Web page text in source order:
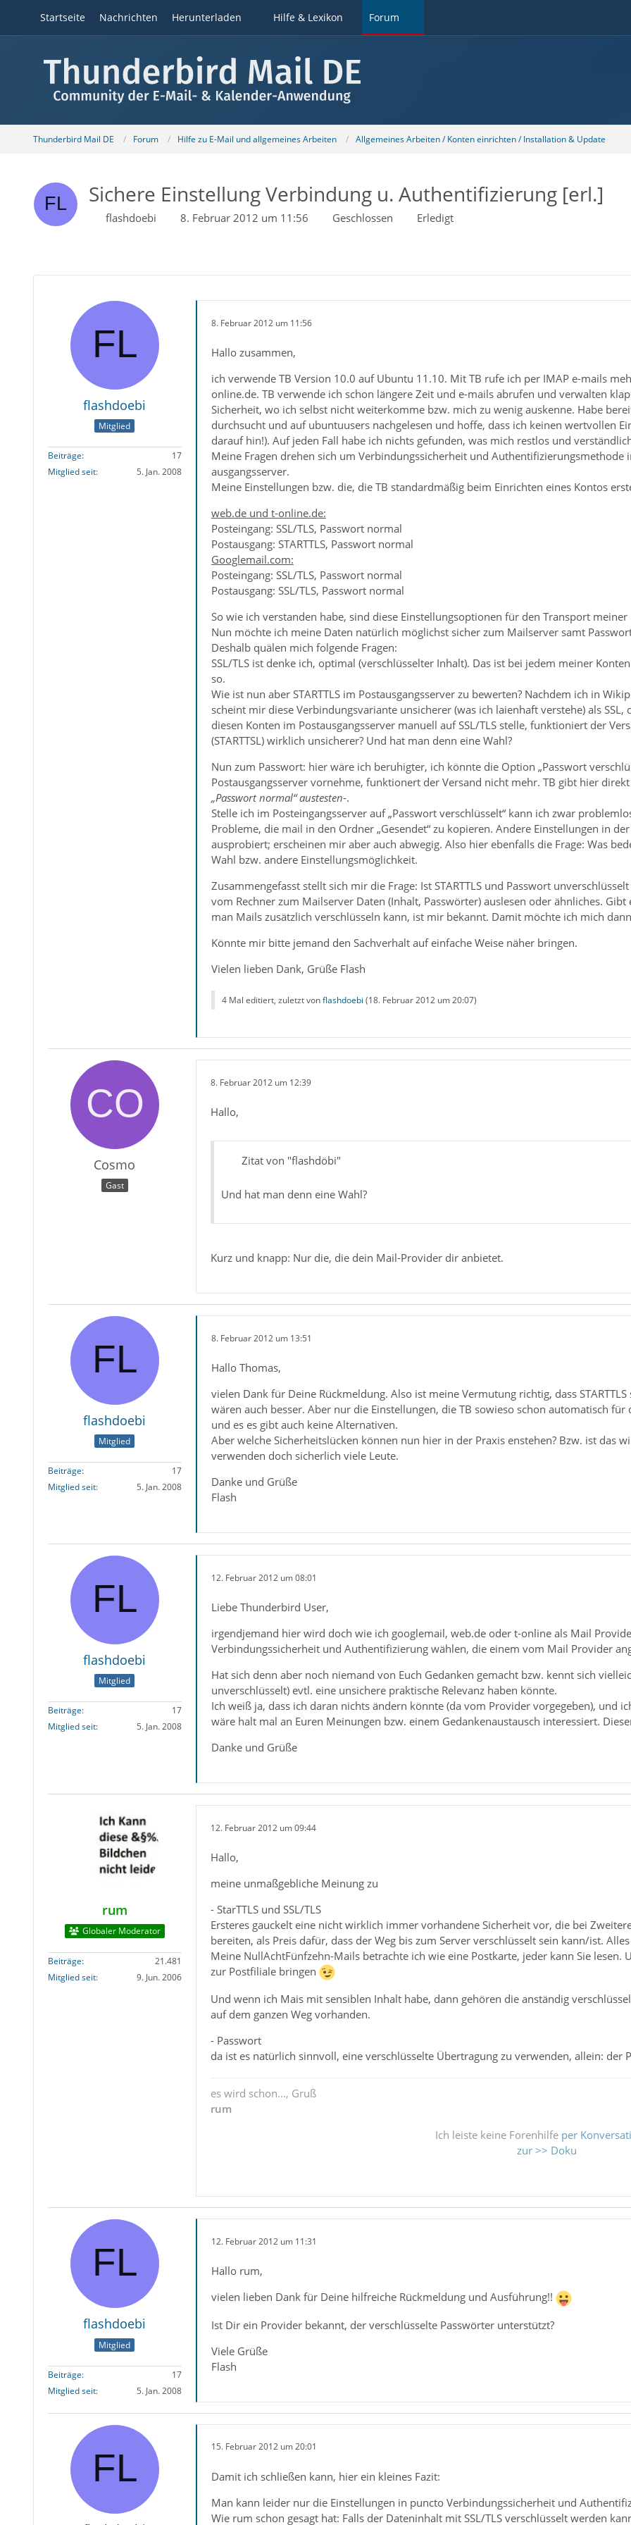
Startseite Nachrichten Herunterladen Hilfe & Lexikon Forum
Thunderbird Mail DE Forum Hilfe zu E-Mail und allgemeines Arbeiten Allgemeines Arbeiten / Konten einrichten / Installation & Update
Sichere Einstellung Verbindung u. Authentifizierung [erl.]
flashdoebi 8. Februar 2012 um 11:56 Geschlossen Erledigt
flashdoebi
Mitglied
Beiträge
17
Mitglied seit
5. Jan. 2008
8. Februar 2012 um 11:56
Hallo zusammen,
ich verwende TB Version 10.0 auf Ubuntu 11.10. Mit TB rufe ich per IMAP e-mails
online.de. TB verwende ich schon längere Zeit und e-mails abrufen und verwalten
Sicherheit, wo ich selbst nicht weiterkomme bzw. mich zu wenig auskenne. Habe
durchsucht und auf ubuntuusers nachgelesen und hoffe, dass ich keinen wertvollen
darauf hin!). Auf jeden Fall habe ich nichts gefunden, was mich restlos und
Meine Fragen drehen sich um Verbindungssicherheit und Authentifizierungsmethode
ausgangsserver.
Meine Einstellungen bzw. die, die TB standardmäßig beim Einrichten eines Kontos
web.de und t-online.de:
Posteingang: SSL/TLS, Passwort normal
Postausgang: STARTTLS, Passwort normal
Googlemail.com:
Posteingang: SSL/TLS, Passwort normal
Postausgang: SSL/TLS, Passwort normal
So wie ich verstanden habe, sind diese Einstellungsoptionen für den Transport
Nun möchte ich meine Daten natürlich möglichst sicher zum Mailserver samt
Deshalb quälen mich folgende Fragen:
SSL/TLS ist denke ich, optimal (verschlüsselter Inhalt). Das ist bei jedem meiner
so.
Wie ist nun aber STARTTLS im Postausgangsserver zu bewerten? Nachdem ich in
scheint mir diese Verbindungsvariante unsicherer (was ich laienhaft verstehe) als
diesen Konten im Postausgangsserver manuell auf SSL/TLS stelle, funktioniert der
(STARTTSL) wirklich unsicherer? Und hat man denn eine Wahl?
Nun zum Passwort: hier wäre ich beruhigter, ich könnte die Option „Passwort
Postausgangsserver vornehme, funktionert der Versand nicht mehr. TB gibt hier
„Passwort normal“ austesten-.
Stelle ich im Posteingangsserver auf „Passwort verschlüsselt“ kann ich zwar
Probleme, die mail in den Ordner „Gesendet“ zu kopieren. Andere Einstellungen in
ausprobiert; erscheinen mir aber auch abwegig. Also hier ebenfalls die Frage: Was
Wahl bzw. andere Einstellungsmöglichkeit.
Zusammengefasst stellt sich mir die Frage: Ist STARTTLS und Passwort
vom Rechner zum Mailserver Daten (Inhalt, Passwörter) auslesen oder ähnliches.
man Mails zusätzlich verschlüsseln kann, ist mir bekannt. Damit möchte ich mich
Könnte mir bitte jemand den Sachverhalt auf einfache Weise näher bringen.
Vielen lieben Dank, Grüße Flash
4 Mal editiert, zuletzt vonflashdoebi (18. Februar 2012 um 20:07)
Cosmo
Gast
8. Februar 2012 um 12:39
Hallo,
Zitat von "flashdöbi"
Und hat man denn eine Wahl?
Kurz und knapp: Nur die, die dein Mail-Provider dir anbietet.
flashdoebi
Mitglied
Beiträge
17
Mitglied seit
5. Jan. 2008
8. Februar 2012 um 13:51
Hallo Thomas,
vielen Dank für Deine Rückmeldung. Also ist meine Vermutung richtig, dass
wären auch besser. Aber nur die Einstellungen, die TB sowieso schon automatisch
und es es gibt auch keine Alternativen.
Aber welche Sicherheitslücken können nun hier in der Praxis enstehen? Bzw. ist das
verwenden doch sicherlich viele Leute.
Danke und Grüße
Flash
flashdoebi
Mitglied
Beiträge
17
Mitglied seit
5. Jan. 2008
12. Februar 2012 um 08:01
Liebe Thunderbird User,
irgendjemand hier wird doch wie ich googlemail, web.de oder t-online als Mail
Verbindungssicherheit und Authentifizierung wählen, die einem vom Mail Provider
Hat sich denn aber noch niemand von Euch Gedanken gemacht bzw. kennt sich
unverschlüsselt) evtl. eine unsichere praktische Relevanz haben könnte.
Ich weiß ja, dass ich daran nichts ändern könnte (da vom Provider vorgegeben), und
wäre halt mal an Euren Meinungen bzw. einem Gedankenaustausch interessiert.
Danke und Grüße
rum
Globaler Moderator
Beiträge
21.481
Mitglied seit
9. Jun. 2006
12. Februar 2012 um 09:44
Hallo,
meine unmaßgebliche Meinung zu
- StarTTLS und SSL/TLS
Ersteres gauckelt eine nicht wirklich immer vorhandene Sicherheit vor, die bei
bereiten, als Preis dafür, dass der Weg bis zum Server verschlüsselt sein kann/ist.
Meine NullAchtFünfzehn-Mails betrachte ich wie eine Postkarte, jeder kann Sie lesen.
zur Postfiliale bringen
Und wenn ich Mais mit sensiblen Inhalt habe, dann gehören die anständig
auf dem ganzen Weg vorhanden.
- Passwort
da ist es natürlich sinnvoll, eine verschlüsselte Übertragung zu verwenden, allein: der
es wird schon..., Gruß
rum
Ich leiste keine Forenhilfe per
zur >> Doku
flashdoebi
Mitglied
Beiträge
17
Mitglied seit
5. Jan. 2008
12. Februar 2012 um 11:31
Hallo rum,
vielen lieben Dank für Deine hilfreiche Rückmeldung und Ausführung!!
Ist Dir ein Provider bekannt, der verschlüsselte Passwörter unterstützt?
Viele Grüße
Flash
15. Februar 2012 um 20:01
Damit ich schließen kann, hier ein kleines Fazit:
Man kann leider nur die Einstellungen in puncto Verbindungssicherheit und
Wie rum schon gesagt hat: Falls der Dateninhalt mit SSL/TLS verschlüsselt werden